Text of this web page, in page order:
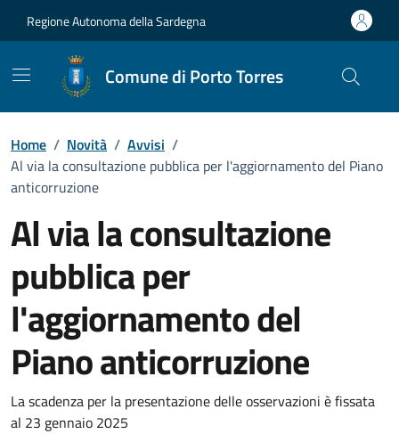
Regione Autonoma della Sardegna
Comune di Porto Torres
Home / Novità / Avvisi /
Al via la consultazione pubblica per l'aggiornamento del Piano
anticorruzione
Al via la consultazione
pubblica per
l'aggiornamento del
Piano anticorruzione
Dettagli della notizia
La scadenza per la presentazione delle osservazioni è fissata
al 23 gennaio 2025